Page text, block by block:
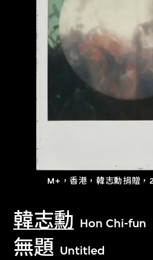
M+，香港，韓志勳捐贈
韓志勳 Hon Chi-fun
無題 Untitled
關於M+藏品
探索世界頂級的二十及